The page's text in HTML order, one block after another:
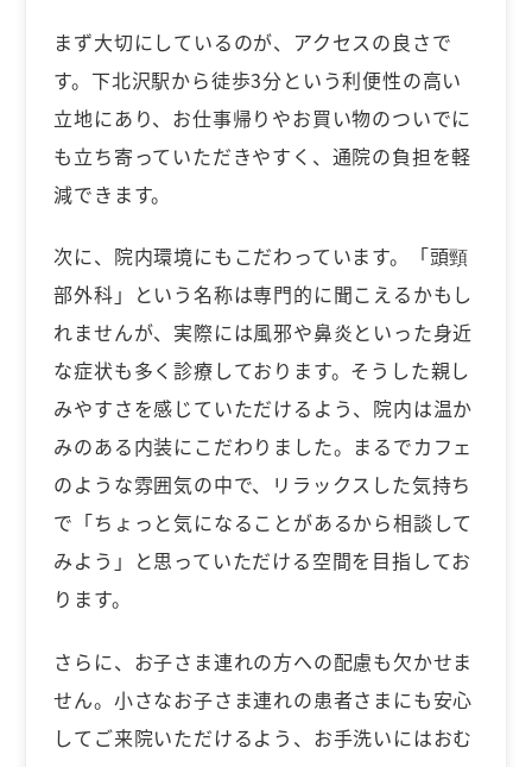
まず大切にしているのが、アクセスの良さで
す。下北沢駅から徒歩3分という利便性の高い
立地にあり、お仕事帰りやお買い物のついでに
も立ち寄っていただきやすく、通院の負担を軽
減できます。
次に、院内環境にもこだわっています。「頭頸
部外科」という名称は専門的に聞こえるかもし
れませんが、実際には風邪や鼻炎といった身近
な症状も多く診療しております。そうした親し
みやすさを感じていただけるよう、院内は温か
みのある内装にこだわりました。まるでカフェ
のような雰囲気の中で、リラックスした気持ち
で「ちょっと気になることがあるから相談して
みよう」と思っていただける空間を目指してお
ります。
さらに、お子さま連れの方への配慮も欠かせま
せん。小さなお子さま連れの患者さまにも安心
してご来院いただけるよう、お手洗いにはおむ